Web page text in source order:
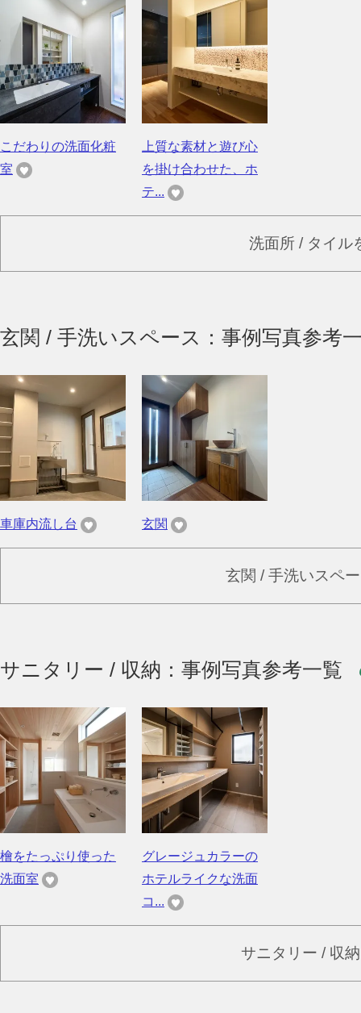
こだわりの洗面化粧
室
上質な素材と遊び心
を掛け合わせた、ホ
テ...
洗面所 / タイル
玄関 / 手洗いスペース：事例写真参考
車庫内流し台 玄関
玄関 / 手洗いスペ
サニタリー / 収納：事例写真参考一覧
檜をたっぷり使った
洗面室
グレージュカラーの
ホテルライクな洗面
コ...
サニタリー / 収